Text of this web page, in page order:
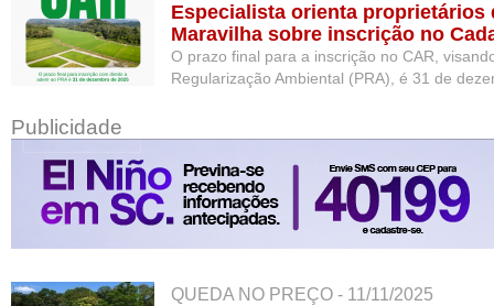
Especialista orienta proprietários
Maravilha sobre inscrição no
(CAR)
O prazo final para a inscrição no CAR,
Regularização Ambiental (PRA), é 31 de
Publicidade
QUEDA NO PREÇO - 11/11/2025